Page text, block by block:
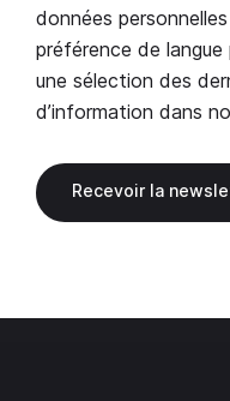
données
préférence de langue
une sélection des
d’information dans